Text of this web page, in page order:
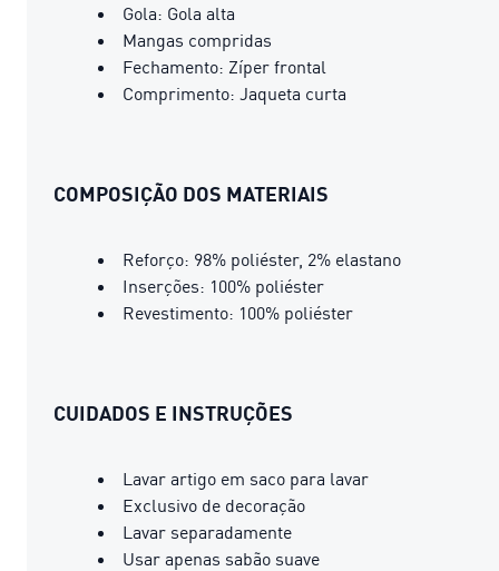
Gola: Gola alta
Mangas compridas
Fechamento: Zíper frontal
Comprimento: Jaqueta curta
COMPOSIÇÃO DOS MATERIAIS
Reforço: 98% poliéster, 2% elastano
Inserções: 100% poliéster
Revestimento: 100% poliéster
CUIDADOS E INSTRUÇÕES
Lavar artigo em saco para lavar
Exclusivo de decoração
Lavar separadamente
Usar apenas sabão suave